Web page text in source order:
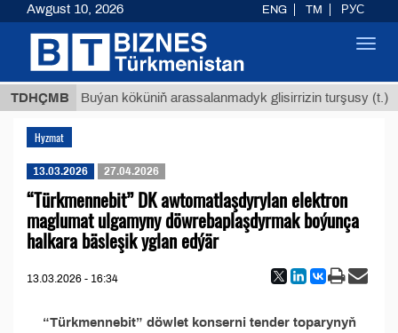
TDHÇMBBuýan köküniň arassalanmadyk glisirrizin turşusy (t.)
Hyzmat
13.03.2026 27.04.2026
“Türkmennebit” DK awtomatlaşdyrylan elektron
maglumat ulgamyny döwrebaplaşdyrmak boýunça
halkara bäsleşik yglan edýär
13.03.2026 - 16:34
“Türkmennebit” döwlet konserni tender toparynyň
Awgust 10, 2026 ENG TM РУС